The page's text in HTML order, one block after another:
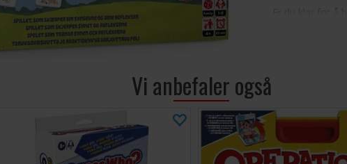
Språk: Norske
Vi anbefaler også